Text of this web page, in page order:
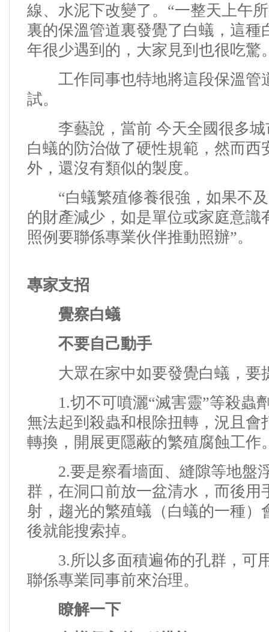
線、水泥下改變了。 “一整天上午
裏的保溫管道裏發覺了白蟻，這種
年很少遇到的，大家見到也很吃驚
工作同事也特地將這段保溫管
試。
李藝說，當前 今天全國很多城
白蟻的防治做了硬性規範，然而西
外，還沒有類似的製度。
“白蟻繁殖修養很強，如果不
的財產減少，如是單位或家庭意識
照例要聯係專業伙伴推動照辦”。
專家支招
覺察白蟻
不要自己動手
大眾在家中如要發覺白蟻，要
1.切不可噴灑“滅害靈”等殺蟲
無法起到殺蟲和根除扭轉，況且會
轉換，開展更隱蔽的繁殖腐蝕工作
2.要是察看墻面、縫隙等地盤
群，在洞口前放一盆清水，而後用
射，趨光的繁殖蟻（白蟻的一種）
後就能搜索掉。
3.所以多面積遍佈的孔群，可
聯係專業同事前來治理。
瞭解一下